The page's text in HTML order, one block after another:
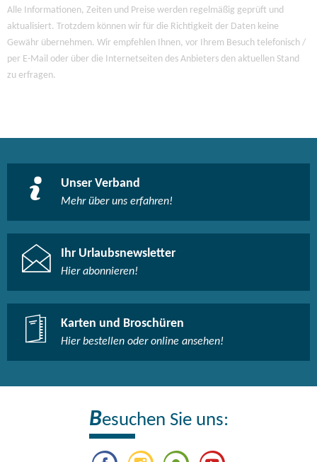
Alle Informationen, Zeiten und Preise werden regelmäßig geprüft und
aktualisiert. Trotzdem können wir für die Richtigkeit der Daten keine
Gewähr übernehmen. Wir empfehlen Ihnen, vor Ihrem Besuch telefonisch /
per E-Mail oder über die Internetseiten des Anbieters den aktuellen Stand
zu erfragen.
Unser Verband
Mehr über uns erfahren!
Ihr Urlaubsnewsletter
Hier abonnieren!
Karten und Broschüren
Hier bestellen oder online ansehen!
Besuchen Sie uns: